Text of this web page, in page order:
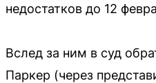
недостатков до 12
Вслед за ним в суд
Паркер (через